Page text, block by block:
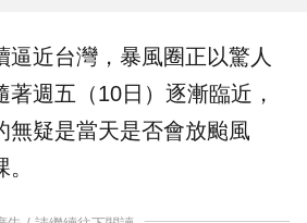
逼近台灣，暴風圈正以驚人
著週五（10日）逐漸臨近，
無疑是當天是否會放颱風